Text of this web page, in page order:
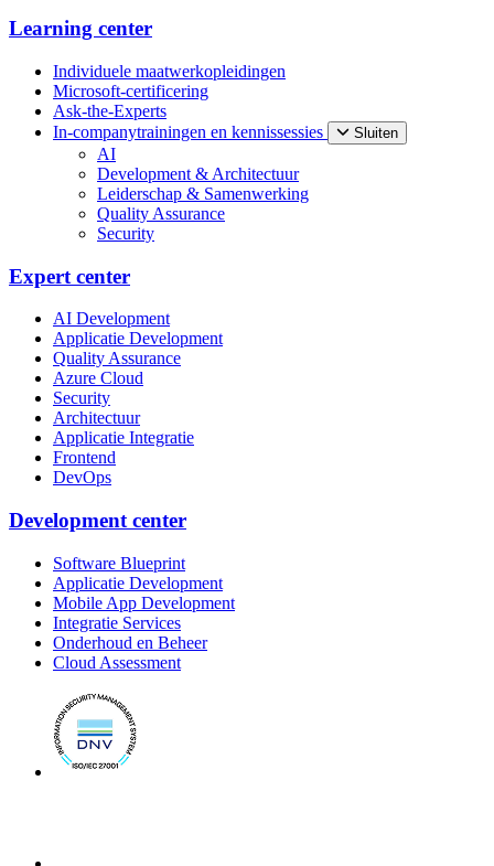
Learning center
Individuele maatwerkopleidingen
Microsoft-certificering
Ask-the-Experts
In-companytrainingen en kennissessies
Sluiten
AI
Development & Architectuur
Leiderschap & Samenwerking
Quality Assurance
Security
Expert center
AI Development
Applicatie Development
Quality Assurance
Azure Cloud
Security
Architectuur
Applicatie Integratie
Frontend
DevOps
Development center
Software Blueprint
Applicatie Development
Mobile App Development
Integratie Services
Onderhoud en Beheer
Cloud Assessment